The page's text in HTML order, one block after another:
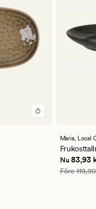
Maria, Local
Nu 83,93
Ordinarie
Före